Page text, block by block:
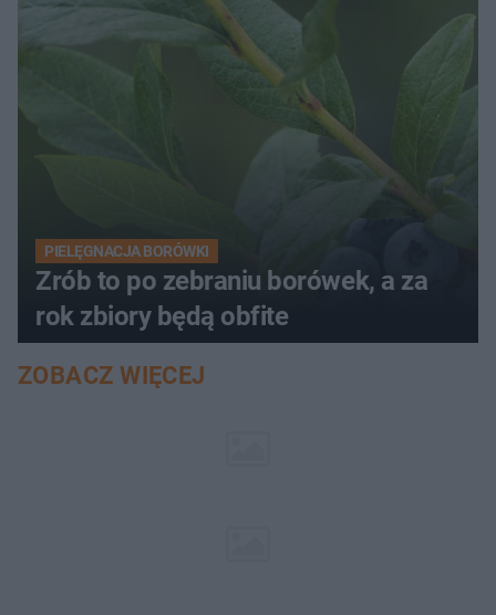
PIELĘGNACJA BORÓWKI
Zrób to po zebraniu borówek, a za
rok zbiory będą obfite
ZOBACZ WIĘCEJ